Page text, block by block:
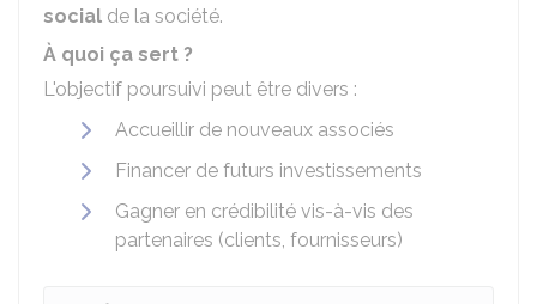
social de la société.
À quoi ça sert ?
L'objectif poursuivi peut être divers :
Accueillir de nouveaux associés
Financer de futurs investissements
Gagner en crédibilité vis-à-vis des
partenaires (clients, fournisseurs)